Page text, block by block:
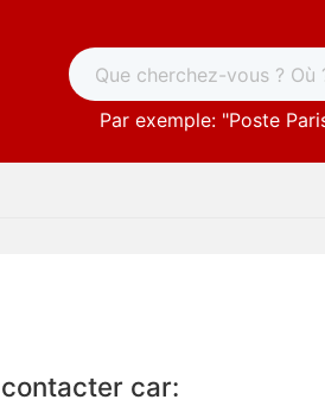
Par exemple: "Poste
car: